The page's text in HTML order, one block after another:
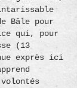
Bâle pour
qui, pour
(13
exprès ici